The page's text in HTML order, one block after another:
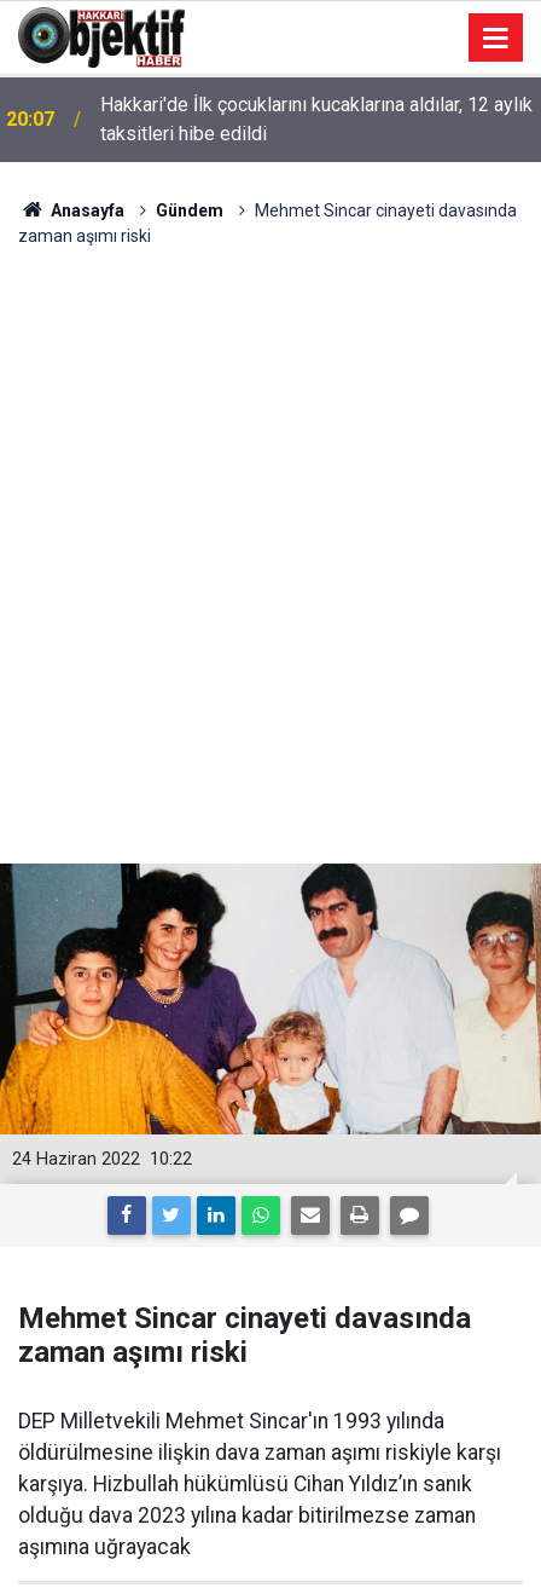
20:07
Hakkari'de İlk çocuklarını kucaklarına aldılar, 12 aylık
taksitleri hibe edildi
Anasayfa Gündem
Mehmet Sincar cinayeti davasında
zaman aşımı riski
10:22
24 Haziran 2022
Mehmet Sincar cinayeti davasında
zaman aşımı riski
DEP Milletvekili Mehmet Sincar'ın 1993 yılında
öldürülmesine ilişkin dava zaman aşımı riskiyle karşı
karşıya. Hizbullah hükümlüsü Cihan Yıldız’ın sanık
olduğu dava 2023 yılına kadar bitirilmezse zaman
aşımına uğrayacak